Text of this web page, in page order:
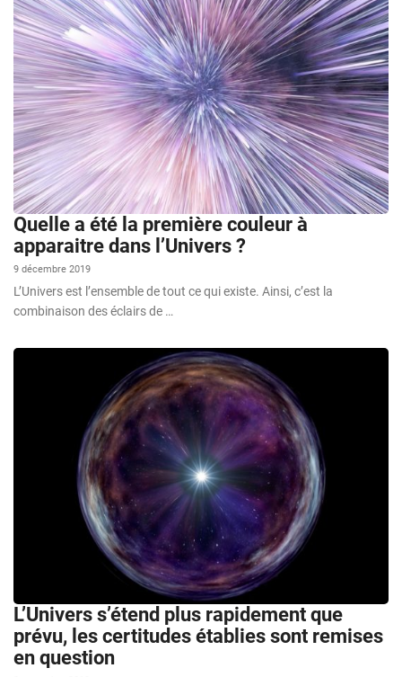
Quelle a été la première couleur à
apparaitre dans l’Univers ?
9 décembre 2019
L’Univers est l’ensemble de tout ce qui existe. Ainsi, c’est la
combinaison des éclairs de …
L’Univers s’étend plus rapidement que
prévu, les certitudes établies sont remises
en question